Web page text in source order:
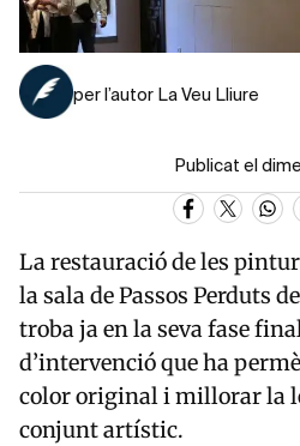
per l’autor La Veu Lliure
Publicat el
La restauració de les
la sala de Passos Perduts
troba ja en la seva fase
d’intervenció que ha
color original i millorar la
conjunt artístic.